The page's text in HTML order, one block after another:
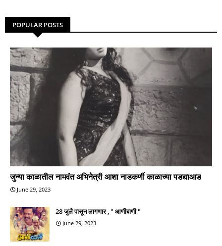
POPULAR POSTS
जुन्या काळातील नामवंत अभिनेत्री आशा नाडकर्णी काळाच्या पडद्याआड
June 29, 2023
28 जुलै पासून लागणार , " आणीबाणी "
June 29, 2023